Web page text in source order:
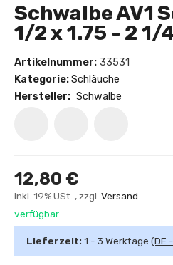
Schwalbe AV1
1/2 x 1.75 - 2 1/
Artikelnummer: 33531
Kategorie:Schläuche
Hersteller: Schwalbe
12,80 €
inkl. 19% USt. , zzgl. Versand
verfügbar
Lieferzeit: 1 - 3 Werktage (DE